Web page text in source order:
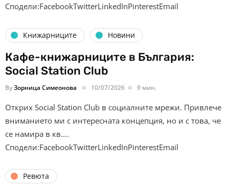
Сподели:FacebookTwitterLinkedInPinterestEmail
Книжарниците Новини
Кафе-книжарниците в България:
Social Station Club
ByЗорница Симеонова 10/07/2026 9 мин.
Открих Social Station Club в социалните мрежи. Привлече
вниманието ми с интересната концепция, но и с това, че
се намира в кв….
Сподели:FacebookTwitterLinkedInPinterestEmail
Ревюта